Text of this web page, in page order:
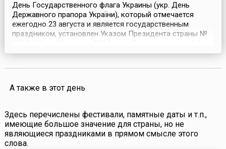
День Государственного флага Украины (укр. День
Державного прапора України), который отмечается
ежегодно 23 августа и является государственным
праздником, установлен Указом Президента страны №
Украины — флаг из двух равновеликих горизонтальных
А также в этот день
Здесь перечислены фестивали, памятные даты и т.п.,
имеющие большое значение для страны, но не
являющиеся праздниками в прямом смысле этого
слова.